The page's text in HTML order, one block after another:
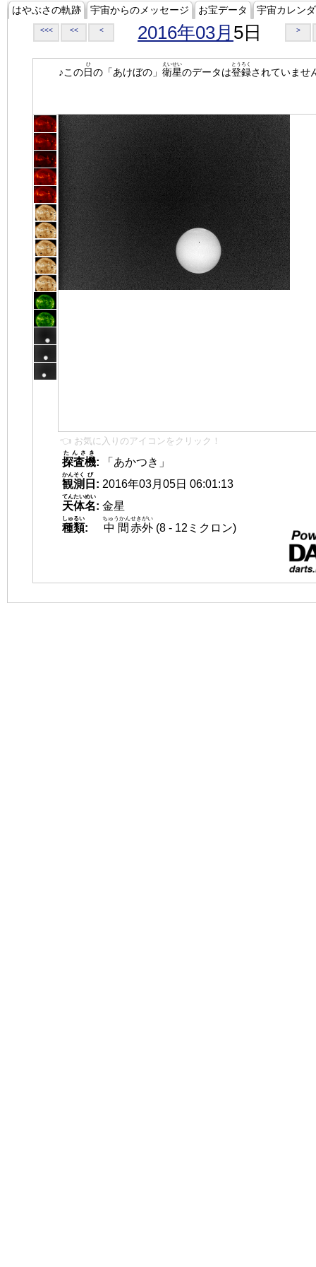
はやぶさの軌跡 宇宙からのメッセージ お宝データ 宇宙カレン
<<< << < 2016年03月 5日 >
♪この日
ひ
の「あけぼの」 衛星
えいせい
のデータは登録
とうろく
されていませ
👈 お気に入りのアイコンをクリック！
探査機
たんさき
:
「あかつき」
観測
かんそく
日
び
: 2016年03月05日 06:01:13
天体名
てんたいめい
: 金星
種類
しゅるい
: 中間
ちゅうかん
赤外
せきがい
(8 - 12ミクロン)